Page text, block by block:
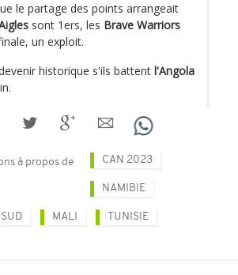
le partage des points arrangeait
sont 1ers, les Brave Warriors
un exploit.
historique s'ils battent l'Angola
à propos de CAN 2023
NAMIBIE
MALI TUNISIE